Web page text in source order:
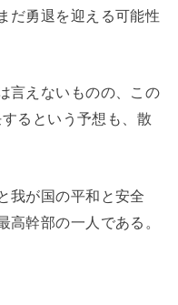
だ勇退を迎える可能性
言えないものの、この
るという予想も、散
我が国の平和と安全
高幹部の一人である。